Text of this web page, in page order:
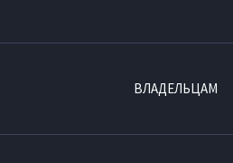
ВЛАДЕЛЬЦАМ